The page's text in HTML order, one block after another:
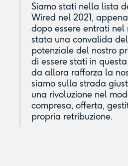
Siamo stati nella lista
Wired nel 2021,
dopo essere entrati nel
stata una convalida
potenziale del nostro
di essere stati in
da allora rafforza la
siamo sulla strada
una rivoluzione nel
compresa, offerta,
propria retribuzione.